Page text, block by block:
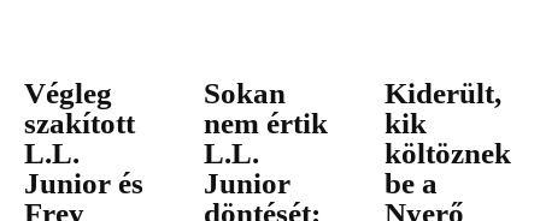
Végleg
szakított
L.L.
Junior és
Frey
Sokan
nem értik
L.L.
Junior
döntését:
Kiderült,
kik
költöznek
be a
Nyerő